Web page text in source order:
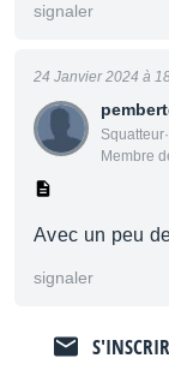
signaler
Membre
24 Janvier 2024 à
Avec un peu
signaler